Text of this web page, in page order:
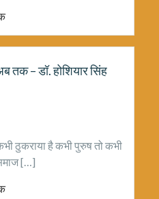
तक – डॉ. होशियार सिंह
है कभी पुरुष तो कभी
[…]